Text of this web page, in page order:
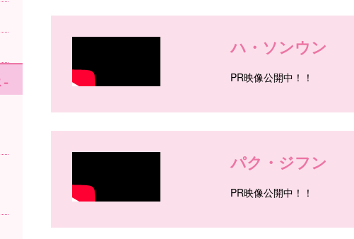
ハ・ソンウン
PR映像公開中！！
パク・ジフン
PR映像公開中！！